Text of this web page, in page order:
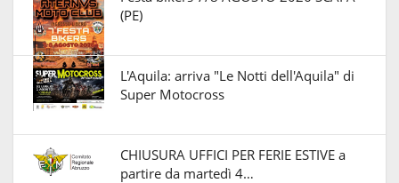
(PE)
L'Aquila: arriva "Le Notti dell'Aquila" di
Super Motocross
CHIUSURA UFFICI PER FERIE ESTIVE a
partire da martedì 4…